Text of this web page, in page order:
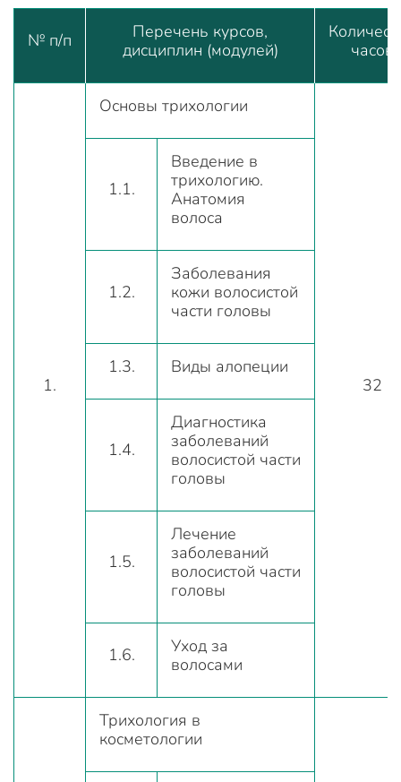
№ п/п
Перечень курсов,
дисциплин (модулей)
часов
1.
Основы трихологии
32
1.1.
Введение в
трихологию.
Анатомия
волоса
1.2.
Заболевания
кожи волосистой
части головы
1.3. Виды алопеции
1.4.
Диагностика
заболеваний
волосистой части
головы
1.5.
Лечение
заболеваний
волосистой части
головы
1.6.
Уход за
волосами
Трихология в
косметологии